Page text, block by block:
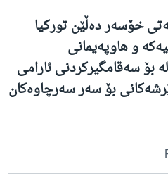
خۆسەر دەڵێن تورکیا
و هاوپەیمانی
سەقامگیرکردنی ئارامی
بۆ سەر سەرچاوەکان